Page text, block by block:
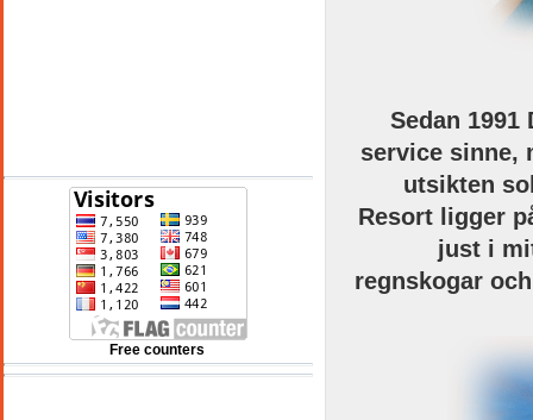
Free counters
Sedan 1991
service sinne,
utsikten
Resort ligger
just i
regnskogar och